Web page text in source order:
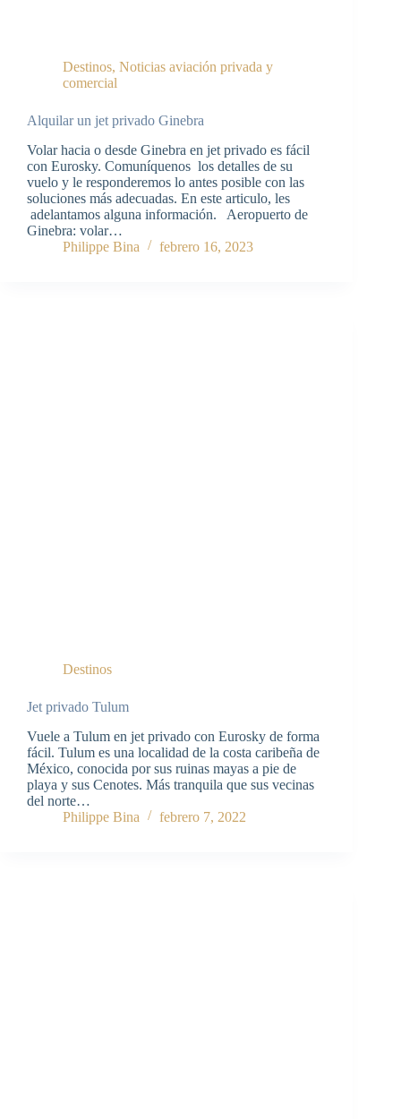
Destinos, Noticias aviación privada y
comercial
Alquilar un jet privado Ginebra
Volar hacia o desde Ginebra en jet privado es fácil
con Eurosky. Comuníquenos los detalles de su
vuelo y le responderemos lo antes posible con las
soluciones más adecuadas. En este articulo, les
adelantamos alguna información. Aeropuerto de
Ginebra: volar…
Philippe Bina
febrero 16, 2023
Destinos
Jet privado Tulum
Vuele a Tulum en jet privado con Eurosky de forma
fácil. Tulum es una localidad de la costa caribeña de
México, conocida por sus ruinas mayas a pie de
playa y sus Cenotes. Más tranquila que sus vecinas
del norte…
Philippe Bina
febrero 7, 2022